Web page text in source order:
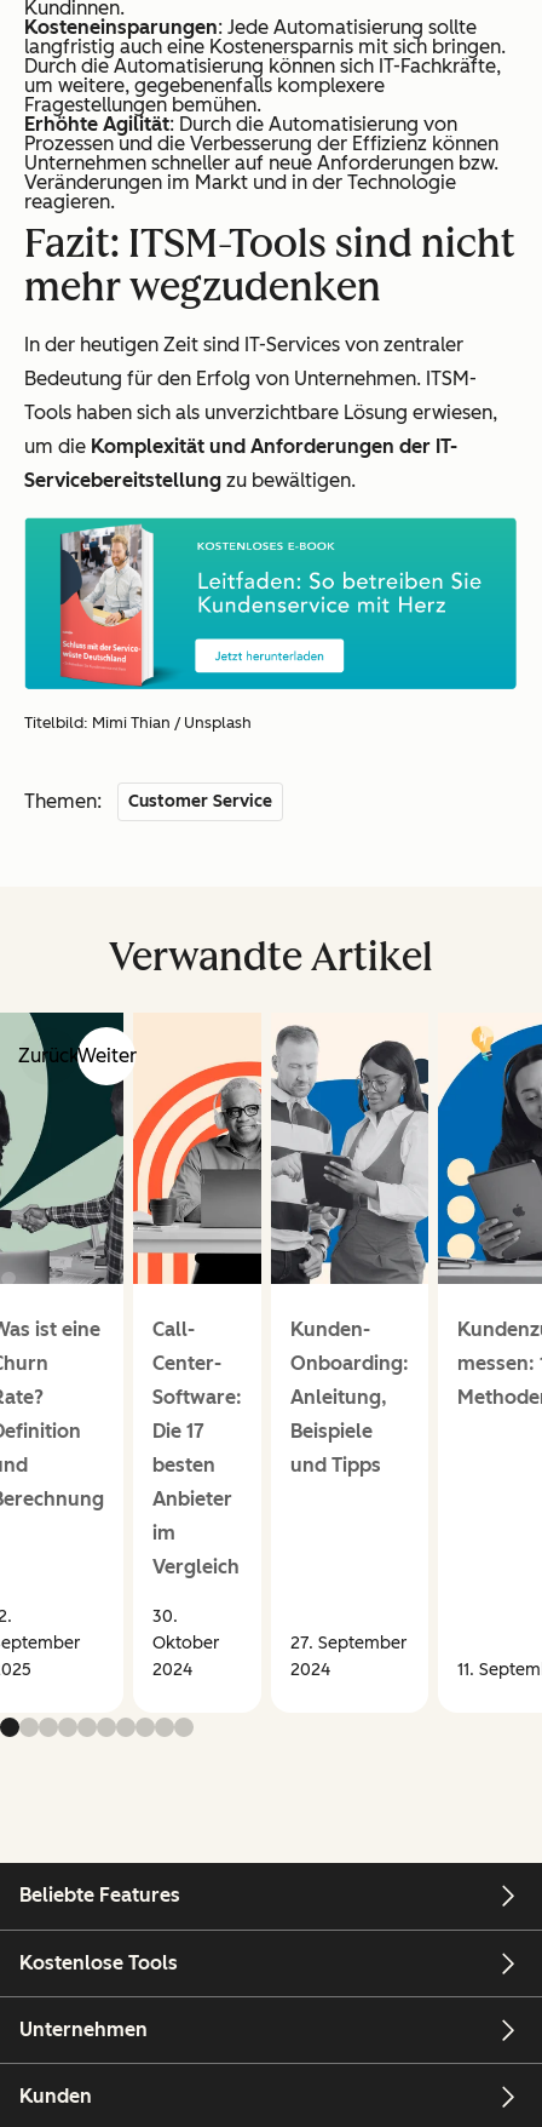
Kundinnen.
Kosteneinsparungen: Jede Automatisierung sollte
langfristig auch eine Kostenersparnis mit sich bringen.
Durch die Automatisierung können sich IT-Fachkräfte,
um weitere, gegebenenfalls komplexere
Fragestellungen bemühen.
Erhöhte Agilität: Durch die Automatisierung von
Prozessen und die Verbesserung der Effizienz können
Unternehmen schneller auf neue Anforderungen bzw.
Veränderungen im Markt und in der Technologie
reagieren.
Fazit: ITSM-Tools sind nicht
mehr wegzudenken
In der heutigen Zeit sind IT-Services von zentraler
Bedeutung für den Erfolg von Unternehmen. ITSM-
Tools haben sich als unverzichtbare Lösung erwiesen,
um die Komplexität und Anforderungen der IT-
Servicebereitstellung zu bewältigen.
Titelbild: Mimi Thian / Unsplash
Themen: Customer Service
Verwandte Artikel
ZurückWeiter
ist eine
Call-
Center-
Software:
Die 17
besten
Anbieter
im
Vergleich
30.
Oktober
2024
Kunden-
Onboarding:
Anleitung,
Beispiele
und Tipps
27. September
2024
messen:
11.
Beliebte Features
Kostenlose Tools
Unternehmen
Kunden